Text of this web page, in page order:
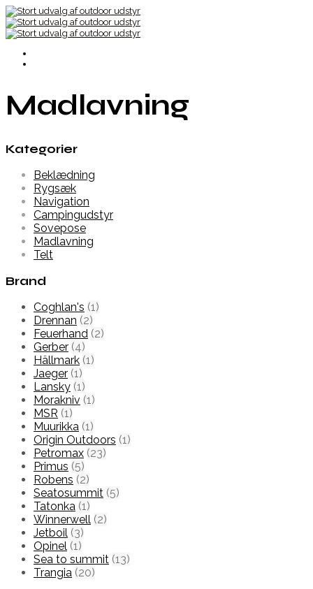
Madlavning
Kategorier
Beklædning
Rygsæk
Navigation
Campingudstyr
Sovepose
Madlavning
Telt
Brand
Coghlan's (1)
Drennan (2)
Feuerhand (2)
Gerber (4)
Hällmark (1)
Jaeger (1)
Lansky (1)
Morakniv (1)
MSR (1)
Muurikka (1)
Origin Outdoors (1)
Petromax (23)
Primus (5)
Robens (2)
Seatosummit (5)
Tatonka (1)
Winnerwell (2)
Jetboil (3)
Opinel (1)
Sea to summit (13)
Trangia (20)